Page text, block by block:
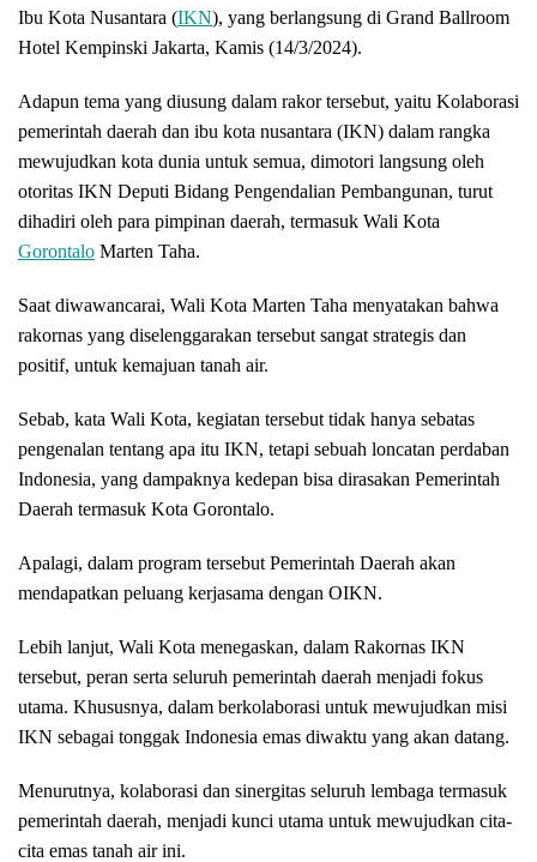
Ibu Kota Nusantara (IKN), yang berlangsung di Grand Ballroom
Hotel Kempinski Jakarta, Kamis (14/3/2024).
Adapun tema yang diusung dalam rakor tersebut, yaitu Kolaborasi
pemerintah daerah dan ibu kota nusantara (IKN) dalam rangka
mewujudkan kota dunia untuk semua, dimotori langsung oleh
otoritas IKN Deputi Bidang Pengendalian Pembangunan, turut
dihadiri oleh para pimpinan daerah, termasuk Wali Kota
Gorontalo Marten Taha.
Saat diwawancarai, Wali Kota Marten Taha menyatakan bahwa
rakornas yang diselenggarakan tersebut sangat strategis dan
positif, untuk kemajuan tanah air.
Sebab, kata Wali Kota, kegiatan tersebut tidak hanya sebatas
pengenalan tentang apa itu IKN, tetapi sebuah loncatan perdaban
Indonesia, yang dampaknya kedepan bisa dirasakan Pemerintah
Daerah termasuk Kota Gorontalo.
Apalagi, dalam program tersebut Pemerintah Daerah akan
mendapatkan peluang kerjasama dengan OIKN.
Lebih lanjut, Wali Kota menegaskan, dalam Rakornas IKN
tersebut, peran serta seluruh pemerintah daerah menjadi fokus
utama. Khususnya, dalam berkolaborasi untuk mewujudkan misi
IKN sebagai tonggak Indonesia emas diwaktu yang akan datang.
Menurutnya, kolaborasi dan sinergitas seluruh lembaga termasuk
pemerintah daerah, menjadi kunci utama untuk mewujudkan cita-
cita emas tanah air ini.